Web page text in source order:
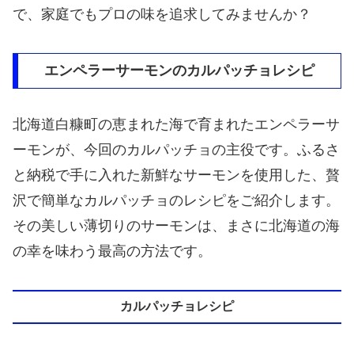
で、家庭でもプロの味を追求してみませんか？
エンペラーサーモンのカルパッチョレシピ
北海道白糠町の恵まれた海で育まれたエンペラーサ
ーモンが、今回のカルパッチョの主役です。ふるさ
と納税で手に入れた新鮮なサーモンを使用した、贅
沢で簡単なカルパッチョのレシピをご紹介します。
その美しい薄切りのサーモンは、まさに北海道の海
の幸を味わう最高の方法です。
カルパッチョレシピ